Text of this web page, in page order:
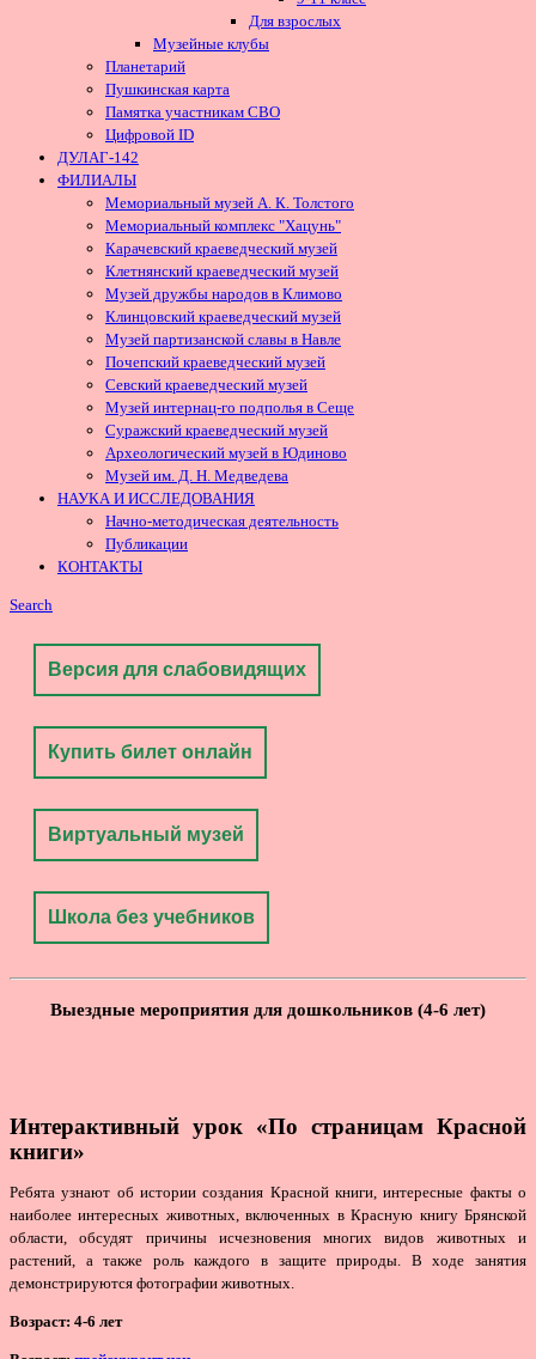
Для взрослых
Музейные клубы
Планетарий
Пушкинская карта
Памятка участникам СВО
Цифровой ID
ДУЛАГ-142
ФИЛИАЛЫ
Мемориальный музей А. К. Толстого
Мемориальный комплекс "Хацунь"
Карачевский краеведческий музей
Клетнянский краеведческий музей
Музей дружбы народов в Климово
Клинцовский краеведческий музей
Музей партизанской славы в Навле
Почепский краеведческий музей
Севский краеведческий музей
Музей интернац-го подполья в Сеще
Суражский краеведческий музей
Археологический музей в Юдиново
Музей им. Д. Н. Медведева
НАУКА И ИССЛЕДОВАНИЯ
Начно-методическая деятельность
Публикации
КОНТАКТЫ
Search
Версия для слабовидящих
Купить билет онлайн
Виртуальный музей
Школа без учебников
Выездные мероприятия для дошкольников (4-6 лет)
Интерактивный урок «По страницам Красной
книги»
Ребята узнают об истории создания Красной книги, интересные факты о
наиболее интересных животных, включенных в Красную книгу Брянской
области, обсудят причины исчезновения многих видов животных и
растений, а также роль каждого в защите природы. В ходе занятия
демонстрируются фотографии животных.
Возраст: 4-6 лет